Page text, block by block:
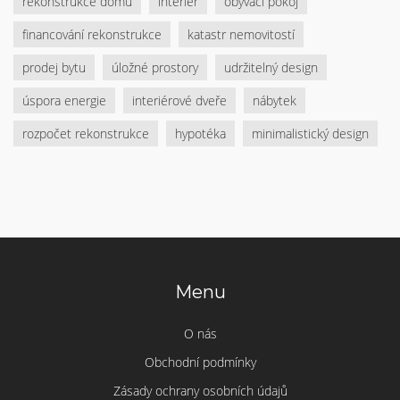
financování rekonstrukce
katastr nemovitostí
prodej bytu
úložné prostory
udržitelný design
úspora energie
interiérové dveře
nábytek
rozpočet rekonstrukce
hypotéka minimalistický design
Menu
O nás
Obchodní podmínky
Zásady ochrany osobních údajů